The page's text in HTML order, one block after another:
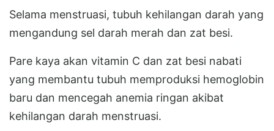
Selama menstruasi, tubuh kehilangan darah yang
mengandung sel darah merah dan zat besi.
Pare kaya akan vitamin C dan zat besi nabati
yang membantu tubuh memproduksi hemoglobin
baru dan mencegah anemia ringan akibat
kehilangan darah menstruasi.